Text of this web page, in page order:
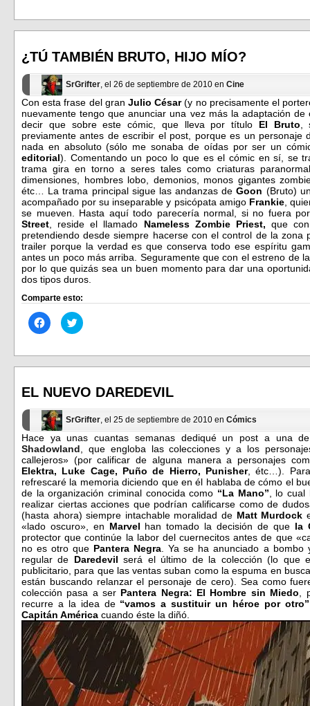
en
(Se
en
una
nueva)
en
(Se
en
una
nueva)
¿TÚ TAMBIÉN BRUTO, HIJO MÍO?
SrGrifter, el 26 de septiembre de 2010 en Cine
Con esta frase del gran Julio César(y no precisamente el
nuevamente tengo que anunciar una vez más la adaptación
decir que sobre este cómic, que lleva por título El Bruto
previamente antes de escribir el post, porque es un
nada en absoluto (sólo me sonaba de oídas por ser un
editorial). Comentando un poco lo que es el cómic en sí, se
trama gira en torno a seres tales como criaturas
dimensiones, hombres lobo, demonios, monos gigantes
étc… La trama principal sigue las andanzas deGoon (Bruto)
acompañado por su inseparable y psicópata amigo Frankie,
se mueven. Hasta aquí todo parecería normal, si no fuera
Street , reside el llamado Nameless Zombie Priest, que
pretendiendo desde siempre hacerse con el control de la zona
trailer porque la verdad es que conserva todo ese espíritu
antes un poco más arriba. Seguramente que con el estreno de
por lo que quizás sea un buen momento para dar una
dos tipos duros.
Comparte esto:
Haz
clic
en
(Se
en
una
nueva)
Haz
clic
en
(Se
en
una
nueva)
EL NUEVO DAREDEVIL
SrGrifter, el 25 de septiembre de 2010 en Cómics
Hace ya unas cuantas semanas dediqué un post a una
Shadowland, que engloba las colecciones y a los
callejeros» (por calificar de alguna manera a personajes
Elektra, Luke Cage, Puño de Hierro, Punisher, étc…).
refrescaré la memoria diciendo que en él hablaba de cómo el
de la organización criminal conocida como “La Mano”, lo cual
realizar ciertas acciones que podrían calificarse como de
(hasta ahora) siempre intachable moralidad de Matt Murdock
«lado oscuro», en Marvel han tomado la decisión de que la
protector que continúe la labor del cuernecitos antes de que
no es otro que Pantera Negra. Ya se ha anunciado a
regular de Daredevilserá el último de la colección (lo que
publicitario, para que las ventas suban como la espuma en
están buscando relanzar el personaje de cero). Sea como
colección pasa a ser Pantera Negra: El Hombre sin Miedo,
recurre a la idea de “vamos a sustituir un héroe por otro”
Capitán América cuando éste la diñó.